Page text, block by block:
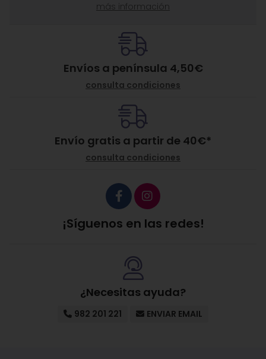
más información
Envíos a península 4,50€
consulta condiciones
Envío gratis a partir de 40€*
consulta condiciones
¡Síguenos en las redes!
¿Necesitas ayuda?
982 201 221 ENVIAR EMAIL